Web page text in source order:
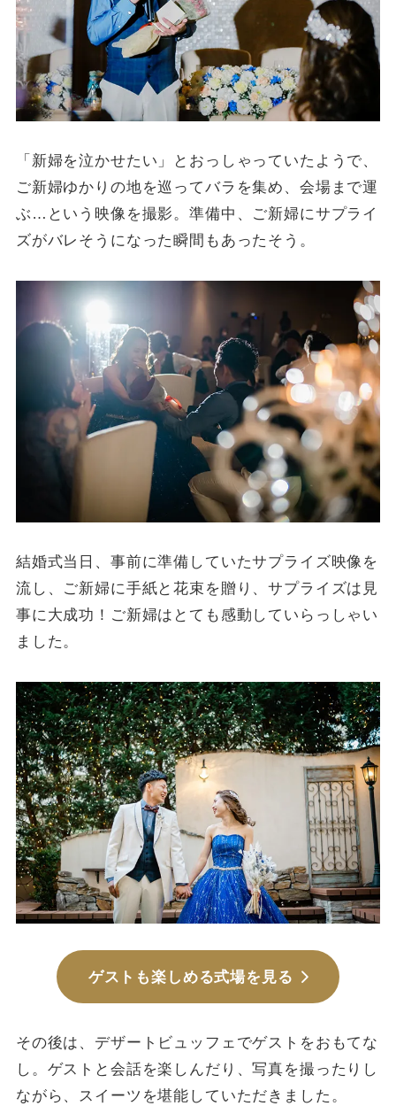
「新婦を泣かせたい」とおっしゃっていたようで、
ご新婦ゆかりの地を巡ってバラを集め、会場まで運
ぶ…という映像を撮影。準備中、ご新婦にサプライ
ズがバレそうになった瞬間もあったそう。
結婚式当日、事前に準備していたサプライズ映像を
流し、ご新婦に手紙と花束を贈り、サプライズは見
事に大成功！ご新婦はとても感動していらっしゃい
ました。
ゲストも楽しめる式場を見る
その後は、デザートビュッフェでゲストをおもてな
し。ゲストと会話を楽しんだり、写真を撮ったりし
ながら、スイーツを堪能していただきました。